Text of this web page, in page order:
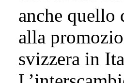
anche
alla
svizzera in